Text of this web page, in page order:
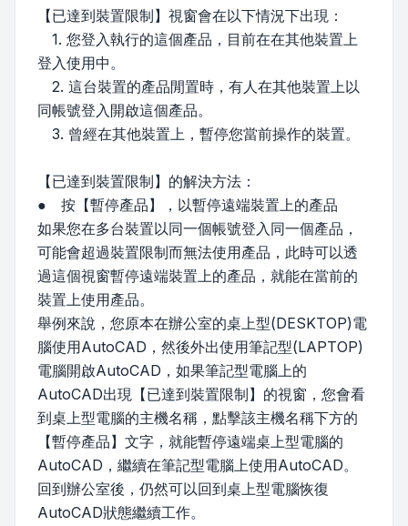
【已達到裝置限制】視窗會在以下情況下出現：
1. 您登入執行的這個產品，目前在在其他裝置上
登入使用中。
2. 這台裝置的產品閒置時，有人在其他裝置上以
同帳號登入開啟這個產品。
3. 曾經在其他裝置上，暫停您當前操作的裝置。
【已達到裝置限制】的解決方法：
● 按【暫停產品】，以暫停遠端裝置上的產品
如果您在多台裝置以同一個帳號登入同一個產品，
可能會超過裝置限制而無法使用產品，此時可以透
過這個視窗暫停遠端裝置上的產品，就能在當前的
裝置上使用產品。
舉例來說，您原本在辦公室的桌上型(DESKTOP)電
腦使用AutoCAD，然後外出使用筆記型(LAPTOP)
電腦開啟AutoCAD，如果筆記型電腦上的
AutoCAD出現【已達到裝置限制】的視窗，您會看
到桌上型電腦的主機名稱，點擊該主機名稱下方的
【暫停產品】文字，就能暫停遠端桌上型電腦的
AutoCAD，繼續在筆記型電腦上使用AutoCAD。
回到辦公室後，仍然可以回到桌上型電腦恢復
AutoCAD狀態繼續工作。